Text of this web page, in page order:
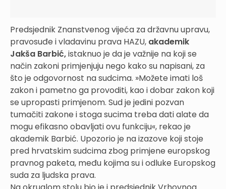
Predsjednik Znanstvenog vijeća za državnu upravu,
pravosuđe i vladavinu prava HAZU, akademik
Jakša Barbić,istaknuo je da je važnije na koji se
način zakoni primjenjuju nego kako su napisani, za
što je odgovornost na sudcima. »Možete imati loš
zakon i pametno ga provoditi, kao i dobar zakon koji
se upropasti primjenom. Sud je jedini pozvan
tumačiti zakone i stoga sucima treba dati alate da
mogu efikasno obavljati ovu funkciju«, rekao je
akademik Barbić. Upozorio je na izazove koji stoje
pred hrvatskim sudcima zbog primjene europskog
pravnog paketa, među kojima su i odluke Europskog
suda za ljudska prava.